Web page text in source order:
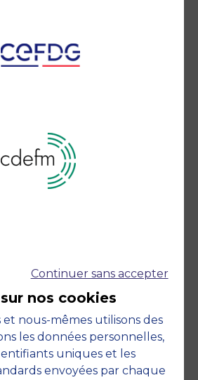
Continuer sans accepter
nos cookies
et nous-mêmes utilisons des
les données personnelles,
uniques et les
envoyées par chaque